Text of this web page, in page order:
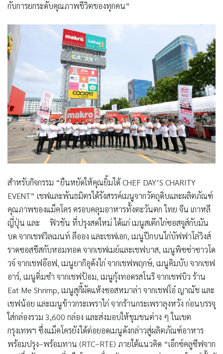
กับการยกระดับคุณภาพชีวิตของทุกคน”
สำหรับกิจกรรม “ยืนหยัดให้คุณยิ้มได้CHEF DAY’S CHARITY
EVENT” เชฟและพันธมิตรได้รังสรรค์เมนูจากวัตถุดิบและผลิตภัณฑ์
คุณภาพของแม็คโคร ครอบคลุมอาหารทั้งตะวันตก ไทย จีน เกาหลี
ญี่ปุ่น และ ฟิวชัน ที่ปรุงสดใหม่ ได้แก่ เมนูสเต๊กไก่ซอสจูส์กับมัน
บด จากเชฟวิลเมนท์ ลีออง และเชฟเอก, เมนูปีกบนไก่บัฟฟาโล่วิงส์
ราดซอสชีสกับหอมทอด จากเชฟเมย์และเชฟบาส, เมนูพิซซ่าซาวโด
วจ์ จากเชฟอ๊อฟ, เมนูยากิอุด้งไก่ จากเชฟพฤกษ์, เมนูคิมบับ จากเชฟ
อาร์, เมนูติ่มซำ จากเชฟป้อม, เมนูกุ้งทอดรสโนริ จากเชฟบิว ร้าน
Eat Me Shrimp, เมนูสุกี้ผัดแห้งซอสหมาล่า จากเชฟโอ๋ ญาณัช และ
เชฟน้อย และเมนูข้าวกระเพราไก่ จากร้านกระเพราลุงหวัง ก่อนบรรจุ
ใส่กล่องรวม 3,600 กล่อง และส่งมอบให้ชุมชนต่าง ๆ ในเขต
กรุงเทพฯ ซึ่งแม็คโครยังได้ต่อยอดเมนูดังกล่าวสู่ผลิตภัณฑ์อาหาร
พร้อมปรุง–พร้อมทาน (RTC–RTE) ภายใต้แนวคิด “เอ็กซ์คลูซีฟจาก